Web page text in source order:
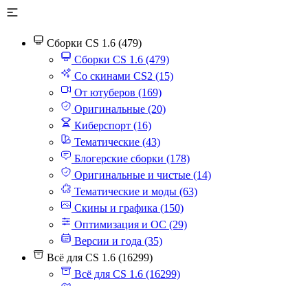
Сборки CS 1.6 (479)
Сборки CS 1.6 (479)
Со скинами CS2 (15)
От ютуберов (169)
Оригинальные (20)
Киберспорт (16)
Тематические (43)
Блогерские сборки (178)
Оригинальные и чистые (14)
Тематические и моды (63)
Скины и графика (150)
Оптимизация и ОС (29)
Версии и года (35)
Всё для CS 1.6 (16299)
Всё для CS 1.6 (16299)